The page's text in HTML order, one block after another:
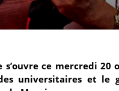
ce mercredi
universitaires et le